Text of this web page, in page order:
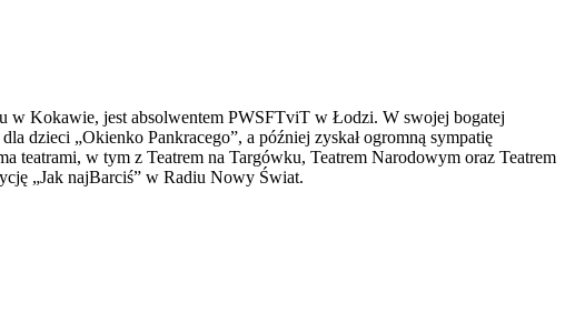
w Kokawie, jest absolwentem PWSFTviT w Łodzi. W swojej bogatej
dzieci „Okienko Pankracego”, a później zyskał ogromną sympatię
teatrami, w tym z Teatrem na Targówku, Teatrem Narodowym oraz Teatrem
„Jak najBarciś” w Radiu Nowy Świat.